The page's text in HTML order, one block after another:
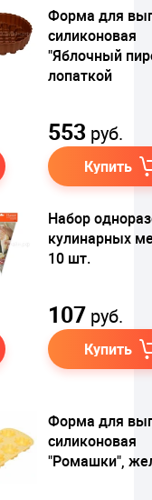
Форма для
силиконовая
"Яблочный
лопаткой
553 руб.
Купить
Набор
кулинарных
10 шт.
107 руб.
Купить
Форма для
силиконовая
"Ромашки",